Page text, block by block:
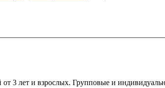
3 лет и взрослых. Групповые и